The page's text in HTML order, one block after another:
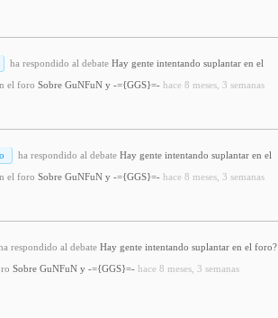
ha respondido al debate Hay gente intentando suplantar en el
el foro Sobre GuNFuN y -={GGS}=- hace 8 meses, 3 semanas
ha respondido al debate Hay gente intentando suplantar en el
el foro Sobre GuNFuN y -={GGS}=- hace 8 meses, 3 semanas
respondido al debate Hay gente intentando suplantar en el foro?
Sobre GuNFuN y -={GGS}=- hace 8 meses, 3 semanas